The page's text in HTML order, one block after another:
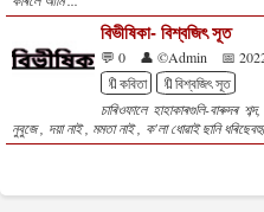
বিভীষিকা- বিশ্বজিৎ সূত
💬 0 👤 ©Admin
📅
🔖কবিতা
🔖বিশ্বজিৎ সূত
চাৰিওফালে হাহাকাৰগুলি-বাৰুদৰ
নুবুজে , দয়া নাই , মমতা নাই , ক'লা ধোৱাই ছানি